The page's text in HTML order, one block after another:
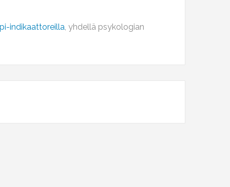
indikaattoreilla, yhdellä psykologian